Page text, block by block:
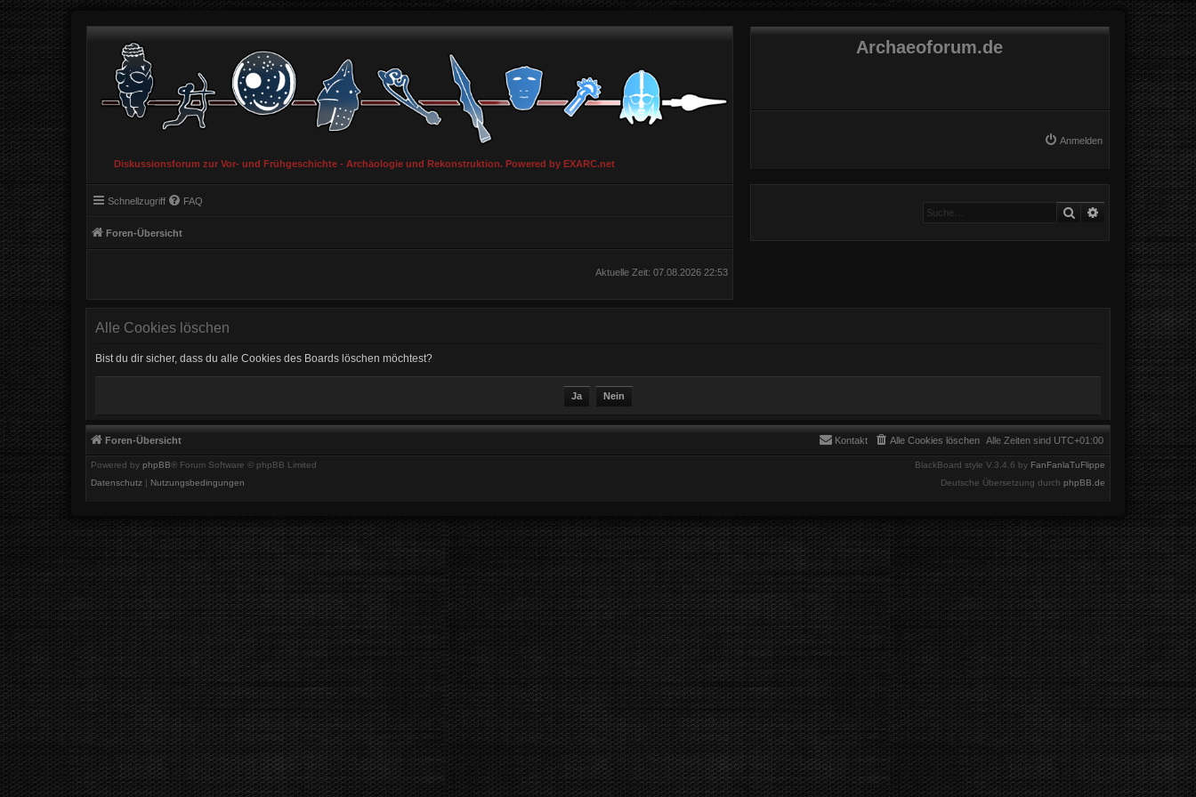
Diskussionsforum zur Vor- und Frühgeschichte - Archäologie und Rekonstruktion. Powered by EXARC.net
Archaeoforum.de
Anmelden
Schnellzugriff FAQ
Foren-Übersicht
Suche Erweiterte Suche
Aktuelle Zeit: 07.08.2026 22:53
Alle Cookies löschen
Bist du dir sicher, dass du alle Cookies des Boards löschen möchtest?
Foren-Übersicht Alle Zeiten sind UTC+01:00
Alle Cookies löschen
Kontakt
Powered by phpBB® Forum Software © phpBB Limited BlackBoard style V.3.4.6 by FanFanlaTuFlippe
Deutsche Übersetzung durch phpBB.de
Datenschutz Nutzungsbedingungen